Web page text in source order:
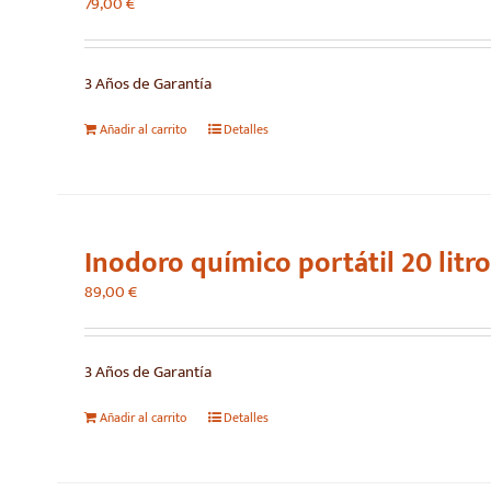
3 Años de Garantía
Añadir al carrito Detalles
Inodoro químico portátil 20
89,00€
3 Años de Garantía
Añadir al carrito Detalles